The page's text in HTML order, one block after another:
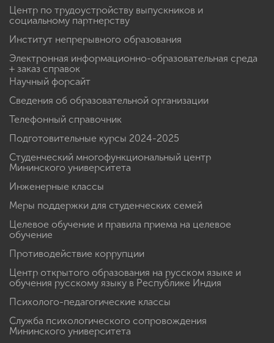
Центр по трудоустройству выпускников и
социальному партнерству
Институт непрерывного образования
Электронная информационно-образовательная среда
+ заказ справок
Научный форсайт
Сведения об образовательной организации
Телефонный справочник
Подготовительные курсы 2024-2025
Студенческий многофункциональный центр
Мининского университета
Инженерные классы
Меры поддержки для студенческих семей
Целевое обучение и правила приема на целевое
обучение
Противодействие коррупции
Центр открытого образования на русском языке и
обучения русскому языку в Республике Индия
Психолого-педагогические классы
Служба психологического сопровождения
Мининского университета